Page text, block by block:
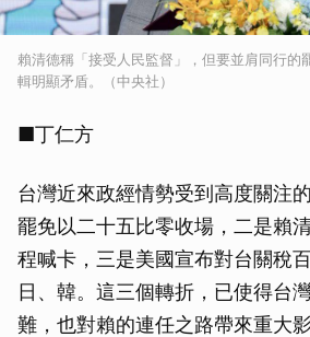
賴清德稱「接受人民監督」，但要並肩同行的
輯明顯矛盾。（中央社）
■丁仁方
台灣近來政經情勢受到高度關注
罷免以二十五比零收場，二是賴
程喊卡，三是美國宣布對台關稅
日、韓。這三個轉折，已使得台
難，也對賴的連任之路帶來重大影